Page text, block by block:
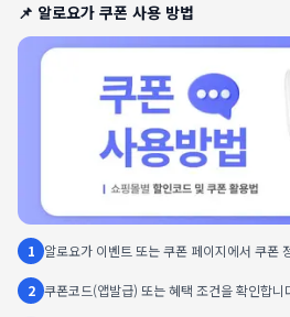
📌 알로요가 쿠폰 사용 방법
1 알로요가 이벤트 또는 쿠폰 페이지에서 쿠폰
2 쿠폰코드(앱발급) 또는 혜택 조건을 확인합니